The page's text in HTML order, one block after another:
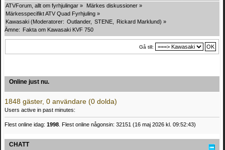
ATVForum, allt om fyrhjulingar » Märkes diskussioner »
Märkesspecifikt ATV Quad Fyrhjuling »
Kawasaki (Moderatorer: Outlander, STENE Rickard Marklund) »
Ämne: Fakta om Kawasaki KVF 750
Gå till:
Online just nu.
1848 gäster, 0 användare (0 dolda)
Users active in past minutes:
Flest online idag: 1998 . Flest online någonsin: 32151 (16 maj 2026 kl. 09:52:43)
CHATT